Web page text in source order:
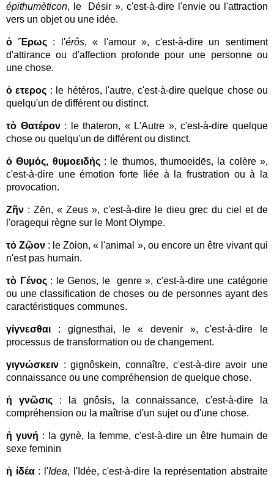
épithumèticon, le Désir », c'est-à-dire l'envie ou l'attraction
vers un objet ou une idée.
ὁ Ἔρως: l'érôs, « l'amour », c'est-à-dire un sentiment
d'attirance ou d'affection profonde pour une personne ou
une chose.
ὁ ετερος : le hétéros, l'autre, c'est-à-dire quelque chose ou
quelqu'un de différent ou distinct.
τὸ Θατέρον: le thateron, « L'Autre », c'est-à-dire quelque
chose ou quelqu'un de différent ou distinct.
ὁ Θυμός, θυμοειδής: le thumos, thumoeidēs, la colère »,
c'est-à-dire une émotion forte liée à la frustration ou à la
provocation.
Ζῆν : Zēn, « Zeus », c'est-à-dire le dieu grec du ciel et de
l'oragequi règne sur le Mont Olympe.
τὸ Ζῷον : le Zōion, « l'animal », ou encore un être vivant qui
n'est pas humain.
τὸ Γένος: le Genos, le genre », c'est-à-dire une catégorie
ou une classification de choses ou de personnes ayant des
caractéristiques communes.
γίγνεσθαι : gignesthai, le « devenir », c'est-à-dire le
processus de transformation ou de changement.
γιγνώσκειν : gignôskein, connaître, c'est-à-dire avoir une
connaissance ou une compréhension de quelque chose.
ἡ γνῶσις : la gnôsis, la connaissance, c'est-à-dire la
compréhension ou la maîtrise d'un sujet ou d'une chose.
ἡ γυνή : la gynè, la femme, c'est-à-dire un être humain de
sexe feminin
ἡ ἰδέα: l'Idea, l'Idée, c'est-à-dire la représentation abstraite